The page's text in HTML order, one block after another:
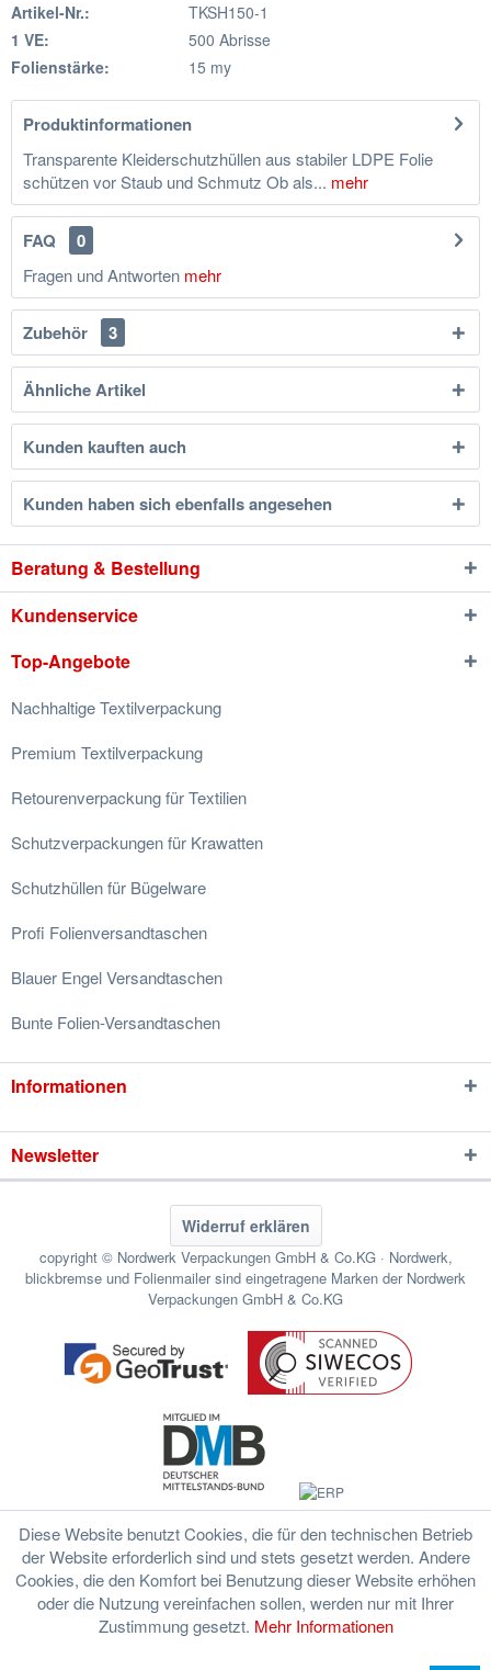
Artikel-Nr.:
TKSH150-1
1 VE:
500 Abrisse
Folienstärke:
15 my
Produktinformationen
Transparente Kleiderschutzhüllen aus stabiler LDPE Folie
schützen vor Staub und Schmutz Ob als... mehr
FAQ 0
Fragen und Antworten mehr
Zubehör 3
Ähnliche Artikel
Kunden kauften auch
Kunden haben sich ebenfalls angesehen
Beratung & Bestellung
Kundenservice
Top-Angebote
Nachhaltige Textilverpackung
Premium Textilverpackung
Retourenverpackung für Textilien
Schutzverpackungen für Krawatten
Schutzhüllen für Bügelware
Profi Folienversandtaschen
Blauer Engel Versandtaschen
Bunte Folien-Versandtaschen
Informationen
Newsletter
Widerruf erklären
copyright © Nordwerk Verpackungen GmbH & Co.KG · Nordwerk,
blickbremse und Folienmailer sind eingetragene Marken der Nordwerk
Verpackungen GmbH & Co.KG
Diese Website benutzt Cookies, die für den technischen Betrieb
der Website erforderlich sind und stets gesetzt werden. Andere
Cookies, die den Komfort bei Benutzung dieser Website erhöhen
oder die Nutzung vereinfachen sollen, werden nur mit Ihrer
Zustimmung gesetzt. Mehr Informationen